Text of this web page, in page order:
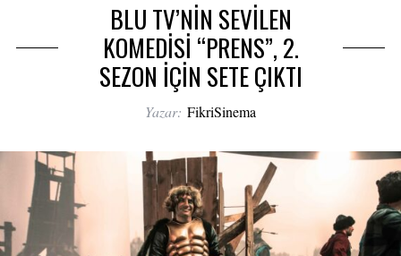
BLU TV’NİN SEVİLEN
KOMEDİSİ “PRENS”, 2.
SEZON İÇİN SETE ÇIKTI
Yazar: FikriSinema